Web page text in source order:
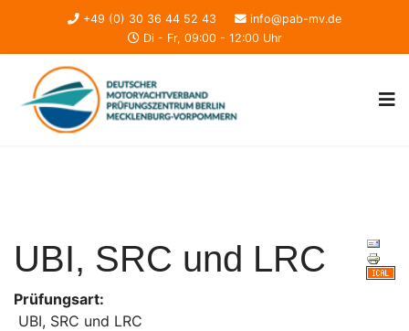
+49 (0) 30 36 44 52 43
info@pab-mv.de
Di - Fr, 09:00 - 12:00 Uhr
UBI, SRC und LRC
Prüfungsart:
UBI, SRC und LRC